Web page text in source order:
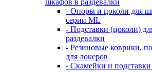
шкафов в раздевалки
- Опоры и цоколи для
серии ML
- Подставки (цоколи)
раздевалки
- Резиновые коврики,
для локеров
- Скамейки и